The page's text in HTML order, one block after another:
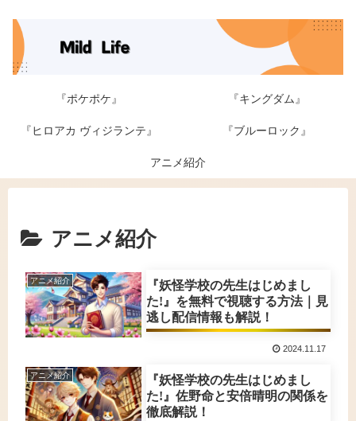
『ポケポケ』 『キングダム』
『ヒロアカ ヴィジランテ』 『ブルーロック』
アニメ紹介
アニメ紹介
アニメ紹介
『妖怪学校の先生はじめまし
た!』を無料で視聴する方法｜見
逃し配信情報も解説！
2024.11.17
アニメ紹介
『妖怪学校の先生はじめまし
た!』佐野命と安倍晴明の関係を
徹底解説！